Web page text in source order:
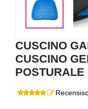
CUSCINO
CUSCINO
POSTURALE